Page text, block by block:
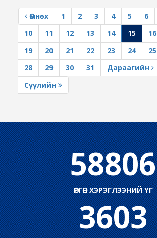
Өмнөх 1 2 3 4 5 6
10
11 12 13 14 15 16
19
20 21 22 23 24 25
28
29 30 31
Дараагийн
Сүүлийн
58806
ӨРГӨН ХЭРЭГЛЭЭНИЙ ҮГ
3603